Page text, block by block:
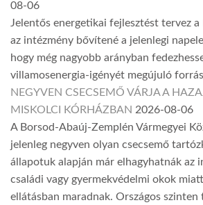
08-06
Jelentős energetikai fejlesztést tervez
az intézmény bővítené a jelenlegi
hogy még nagyobb arányban
villamosenergia-igényét megújuló
NEGYVEN CSECSEMŐ VÁRJA A
MISKOLCI KÓRHÁZBAN 2026-08-06
A Borsod-Abaúj-Zemplén Vármegyei
jelenleg negyven olyan csecsemő
állapotuk alapján már elhagyhatnák az
családi vagy gyermekvédelmi okok
ellátásban maradnak. Országos